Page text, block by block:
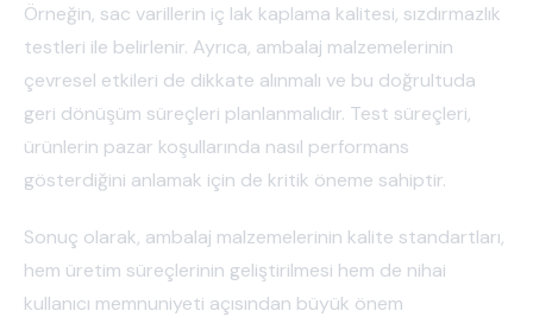
Örneğin, sac varillerin iç lak kaplama kalitesi, sızdırmazlık
testleri ile belirlenir. Ayrıca, ambalaj malzemelerinin
çevresel etkileri de dikkate alınmalı ve bu doğrultuda
geri dönüşüm süreçleri planlanmalıdır. Test süreçleri,
ürünlerin pazar koşullarında nasıl performans
gösterdiğini anlamak için de kritik öneme sahiptir.
Sonuç olarak, ambalaj malzemelerinin kalite standartları,
hem üretim süreçlerinin geliştirilmesi hem de nihai
kullanıcı memnuniyeti açısından büyük önem